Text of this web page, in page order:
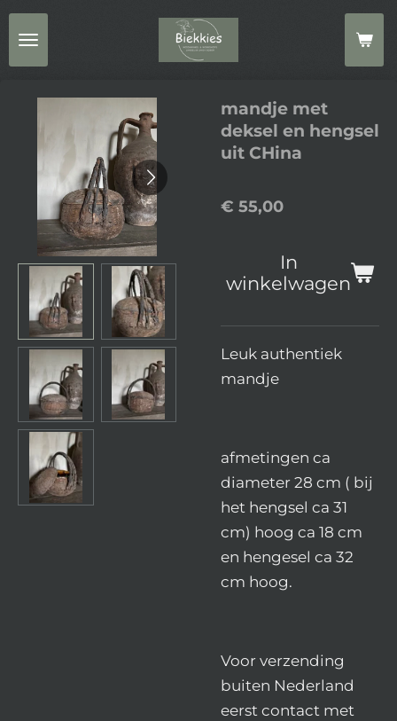
Ga
direct
naar
mandje met
deksel en hengsel
uit CHina
€ 55,00
In
winkelwagen
Leuk authentiek
mandje
afmetingen ca
diameter 28 cm ( bij
het hengsel ca 31
cm) hoog ca 18 cm
en hengesel ca 32
cm hoog.
Voor verzending
buiten Nederland
eerst contact met